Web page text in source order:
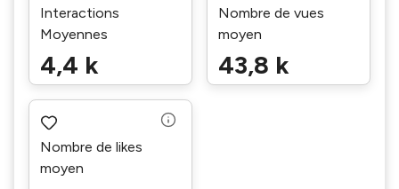
Interactions
Moyennes
4,4 k
Nombre de vues
moyen
43,8 k
Nombre de likes
moyen